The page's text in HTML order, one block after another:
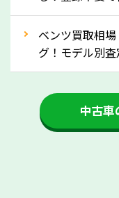
ましょう！
車を廃車にすると
ができる場合があ
付金をお客様に返
をする際には、自
かを確認するよう
ベンツ買取相
グ！モデル別
中古